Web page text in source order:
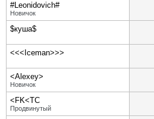
#Leonidovich#
Новичок
$куша$
<<<Iceman>>>
<Alexey>
Новичок
<FK<TC
Продвинутый